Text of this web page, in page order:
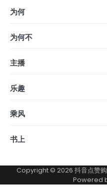
为何
为何不
主播
乐趣
乘风
书上
Copyright © 2026 抖音点赞
Powered